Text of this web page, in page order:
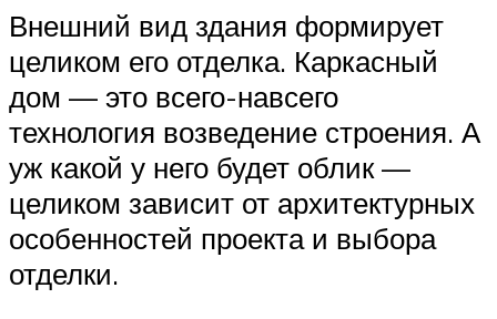
Внешний вид здания формирует
целиком его отделка. Каркасный
дом — это всего-навсего
технология возведение строения. А
уж какой у него будет облик —
целиком зависит от архитектурных
особенностей проекта и выбора
отделки.